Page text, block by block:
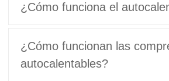
¿Cómo funciona el
¿Cómo funcionan las
autocalentables?